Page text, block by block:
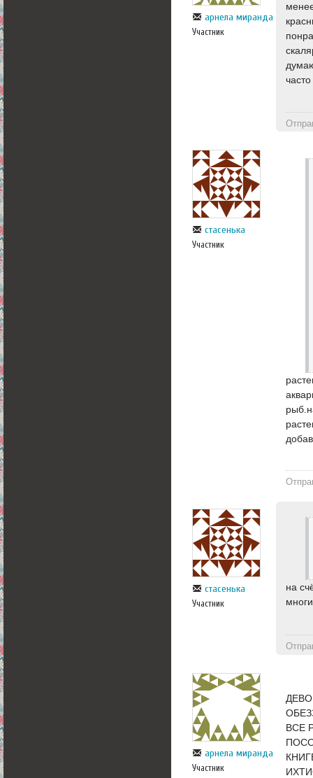
арнела миранда
Участник
стасенька
Участник
стасенька
Участник
на
арнела миранда
Участник
ВСЕ